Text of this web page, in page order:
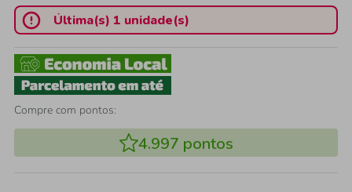
Última(s) 1 unidade(s)
Compre com pontos:
4.997 pontos